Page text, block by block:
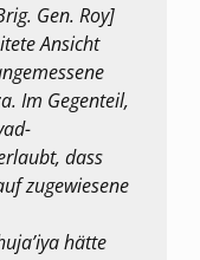
Gen. Roy]
Ansicht
Im Gegenteil,
dass
zugewiesene
hätte